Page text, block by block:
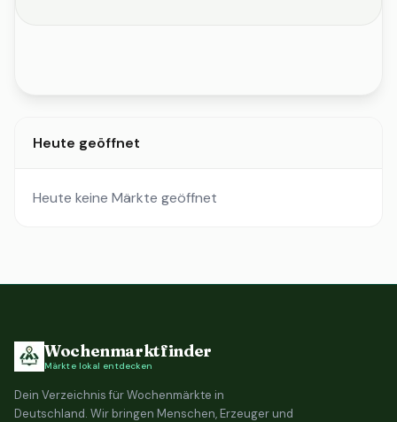
Heute geöffnet
Heute keine Märkte geöffnet
Wochenmarktfinder
Märkte lokal entdecken
Dein Verzeichnis für Wochenmärkte in
Deutschland. Wir bringen Menschen, Erzeuger und